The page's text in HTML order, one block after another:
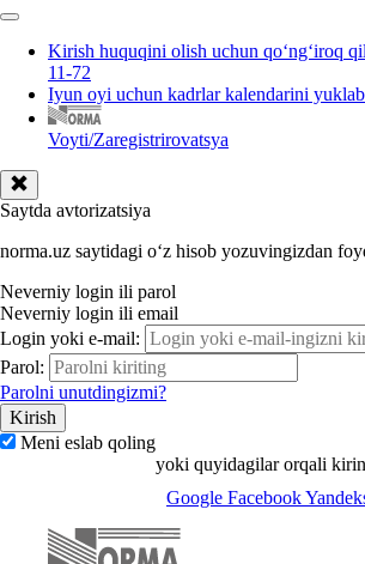
Kirish huquqini olish uchun qoʻngʻiroq
11-72
Iyun oyi uchun kadrlar kalendarini
Voyti/Zaregistrirovatsya
Saytda avtorizatsiya
norma.uz saytidagi oʻz hisob yozuvingizdan
Neverniy login ili parol
Neverniy login ili email
Login yoki e-mail:
Parol:
Parolni unutdingizmi?
Meni eslab qoling
yoki quyidagilar orqali
Google Facebook